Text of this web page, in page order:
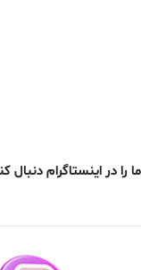
ما را در اینستاگرام دنبال